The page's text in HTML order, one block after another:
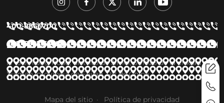
400-8866700
+86 15923155658
Nº 9 Jinlong Road, distrito de Jimei, 361023 de la ciudad de
Xiamen, provincia de Fujian, RP de China
Mapa del sitio Política de privacidad